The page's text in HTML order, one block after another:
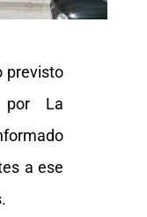
previsto
por La
a ese